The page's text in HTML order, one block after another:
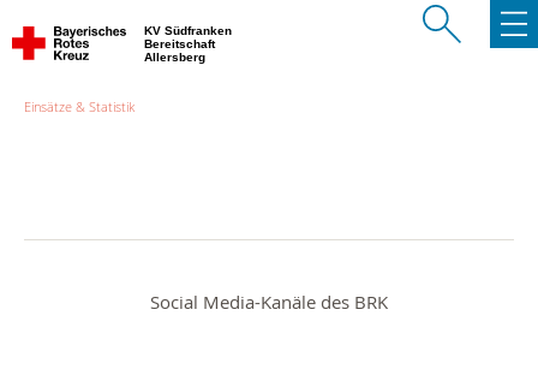
KV Südfranken
Bereitschaft
Allersberg
Einsätze & Statistik
Social Media-Kanäle des BRK